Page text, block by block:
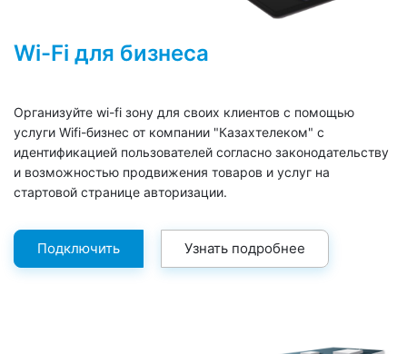
Wi-Fi для бизнеса
Организуйте wi-fi зону для своих клиентов с помощью
услуги Wifi-бизнес от компании "Казахтелеком" с
идентификацией пользователей согласно законодательству
и возможностью продвижения товаров и услуг на
стартовой странице авторизации.
Подключить Узнать подробнее